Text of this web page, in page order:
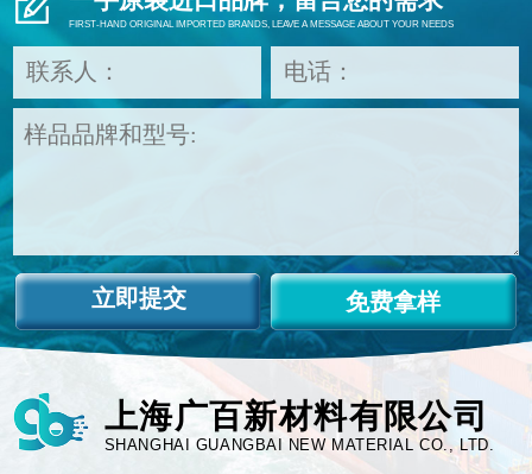
FIRST-HAND ORIGINAL IMPORTED BRANDS, LEAVE A MESSAGE ABOUT YOUR NEEDS
免费拿样
上海广百新材料有限公司
SHANGHAI GUANGBAI NEW MATERIAL CO., LTD.